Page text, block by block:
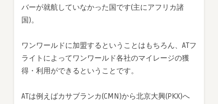
バーが就航していなかった国です(主にアフリカ諸
国)。
ワンワールドに加盟するということはもちろん、ATフ
ライトによってワンワールド各社のマイレージの獲
得・利用ができるということです。
ATは例えばカサブランカ(CMN)から北京大興(PKX)へ